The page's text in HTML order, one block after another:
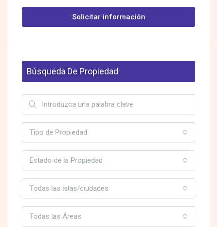
Solicitar información
Búsqueda De Propiedad
Tipo de Propiedad
Estado de la Propiedad
Todas las islas/ciudades
Todas las Áreas